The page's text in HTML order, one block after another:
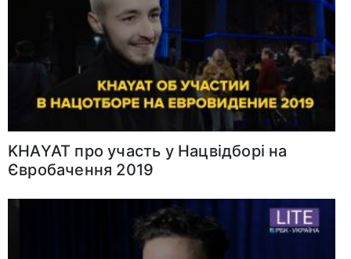
KHAYAT про участь у Нацвідборі на
Євробачення 2019